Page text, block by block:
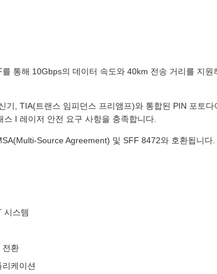
통해 10Gbps의 데이터 속도와 40km 전송 거리를 지원
기, TIA(트랜스 임피던스 프리앰프)와 통합된 PIN 포토
I 레이저 안전 요구 사항을 충족합니다.
Source Agreement) 및 SFF 8472와 호환됩니다
시스템
전환
케이션